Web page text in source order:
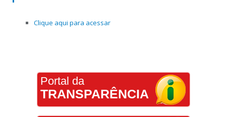
Clique aqui para acessar
Portal da
TRANSPARÊNCIA